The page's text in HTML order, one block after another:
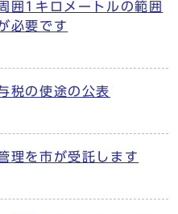
囲1キロメートルの範囲
必要です
税の使途の公表
理を市が受託します